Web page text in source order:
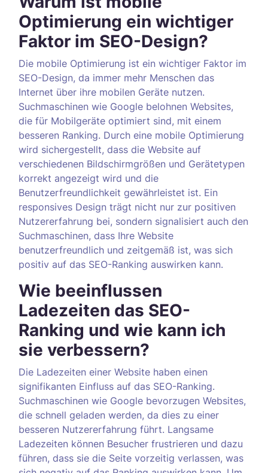
Optimierung ein wichtiger
Faktor im SEO-Design?
Die mobile Optimierung ist ein wichtiger Faktor im
SEO-Design, da immer mehr Menschen das
Internet über ihre mobilen Geräte nutzen.
Suchmaschinen wie Google belohnen Websites,
die für Mobilgeräte optimiert sind, mit einem
besseren Ranking. Durch eine mobile Optimierung
wird sichergestellt, dass die Website auf
verschiedenen Bildschirmgrößen und Gerätetypen
korrekt angezeigt wird und die
Benutzerfreundlichkeit gewährleistet ist. Ein
responsives Design trägt nicht nur zur positiven
Nutzererfahrung bei, sondern signalisiert auch den
Suchmaschinen, dass Ihre Website
benutzerfreundlich und zeitgemäß ist, was sich
positiv auf das SEO-Ranking auswirken kann.
Wie beeinflussen
Ladezeiten das SEO-
Ranking und wie kann ich
sie verbessern?
Die Ladezeiten einer Website haben einen
signifikanten Einfluss auf das SEO-Ranking.
Suchmaschinen wie Google bevorzugen Websites,
die schnell geladen werden, da dies zu einer
besseren Nutzererfahrung führt. Langsame
Ladezeiten können Besucher frustrieren und dazu
führen, dass sie die Seite vorzeitig verlassen, was